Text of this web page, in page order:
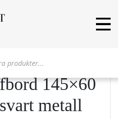
145×60
metall